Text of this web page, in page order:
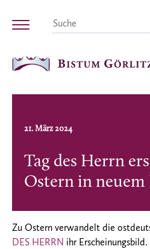
21. März 2024
Tag des Herrn
Ostern in neuem
Zu Ostern verwandelt die
DES HERRN ihr